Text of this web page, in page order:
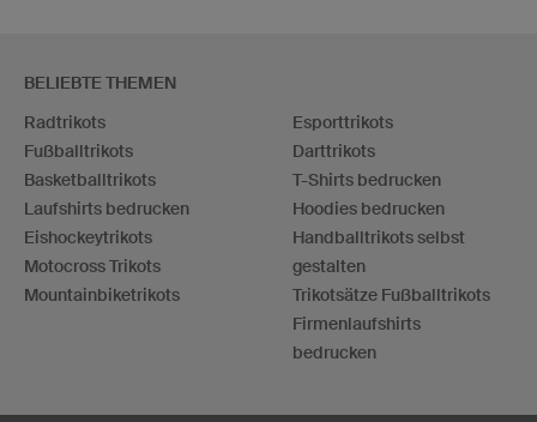
BELIEBTE THEMEN
Radtrikots
Fußballtrikots
Basketballtrikots
Laufshirts bedrucken
Eishockeytrikots
Motocross Trikots
Mountainbiketrikots
Esporttrikots
Darttrikots
T-Shirts bedrucken
Hoodies bedrucken
Handballtrikots selbst
gestalten
Trikotsätze Fußballtrikots
Firmenlaufshirts
bedrucken